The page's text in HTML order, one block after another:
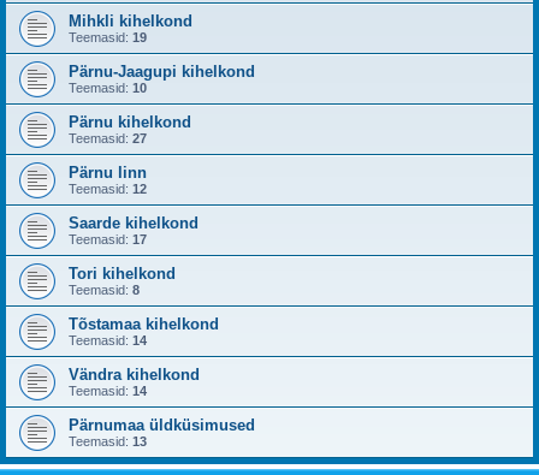
Mihkli kihelkond
Teemasid: 19
Pärnu-Jaagupi kihelkond
Teemasid: 10
Pärnu kihelkond
Teemasid: 27
Pärnu linn
Teemasid: 12
Saarde kihelkond
Teemasid: 17
Tori kihelkond
Teemasid: 8
Tõstamaa kihelkond
Teemasid: 14
Vändra kihelkond
Teemasid: 14
Pärnumaa üldküsimused
Teemasid: 13